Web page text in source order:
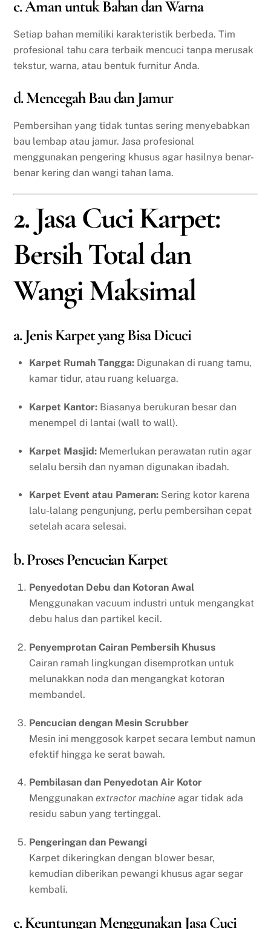
c. Aman untuk Bahan dan Warna
Setiap bahan memiliki karakteristik berbeda. Tim
profesional tahu cara terbaik mencuci tanpa merusak
tekstur, warna, atau bentuk furnitur Anda.
d. Mencegah Bau dan Jamur
Pembersihan yang tidak tuntas sering menyebabkan
bau lembap atau jamur. Jasa profesional
menggunakan pengering khusus agar hasilnya benar-
benar kering dan wangi tahan lama.
2. Jasa Cuci Karpet:
Bersih Total dan
Wangi Maksimal
a. Jenis Karpet yang Bisa Dicuci
Karpet Rumah Tangga: Digunakan di ruang tamu,
kamar tidur, atau ruang keluarga.
Karpet Kantor: Biasanya berukuran besar dan
menempel di lantai (wall to wall).
Karpet Masjid: Memerlukan perawatan rutin agar
selalu bersih dan nyaman digunakan ibadah.
Karpet Event atau Pameran: Sering kotor karena
lalu-lalang pengunjung, perlu pembersihan cepat
setelah acara selesai.
b. Proses Pencucian Karpet
Penyedotan Debu dan Kotoran Awal
Menggunakan vacuum industri untuk mengangkat
debu halus dan partikel kecil.
Penyemprotan Cairan Pembersih Khusus
Cairan ramah lingkungan disemprotkan untuk
melunakkan noda dan mengangkat kotoran
membandel.
Pencucian dengan Mesin Scrubber
Mesin ini menggosok karpet secara lembut namun
efektif hingga ke serat bawah.
Pembilasan dan Penyedotan Air Kotor
Menggunakan extractor machine agar tidak ada
residu sabun yang tertinggal.
Pengeringan dan Pewangi
Karpet dikeringkan dengan blower besar,
kemudian diberikan pewangi khusus agar segar
kembali.
c. Keuntungan Menggunakan Jasa Cuci